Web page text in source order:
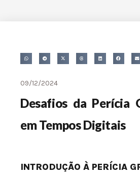
09/12/2024
Desafios da Perícia
em Tempos Digitais
INTRODUÇÃO À PERÍCIA